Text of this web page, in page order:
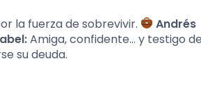
la fuerza de sobrevivir.
Andrés
Amiga, confidente… y testigo
su deuda.